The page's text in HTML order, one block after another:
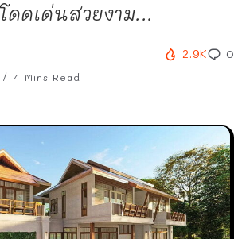
ดเด่นสวยงาม...
4 Mins Read
2.9K 0